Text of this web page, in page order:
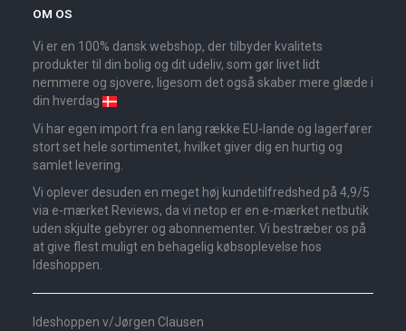
OM OS
Vi er en 100% dansk webshop, der tilbyder kvalitets
produkter til din bolig og dit udeliv, som gør livet lidt
nemmere og sjovere, ligesom det også skaber mere glæde i
din hverdag
Vi har egen import fra en lang række EU-lande og lagerfører
stort set hele sortimentet, hvilket giver dig en hurtig og
samlet levering.
Vi oplever desuden en meget høj kundetilfredshed på 4,9/5
via e-mærket Reviews, da vi netop er en e-mærket netbutik
uden skjulte gebyrer og abonnementer. Vi bestræber os på
at give flest muligt en behagelig købsoplevelse hos
Ideshoppen.
Ideshoppen v/Jørgen Clausen